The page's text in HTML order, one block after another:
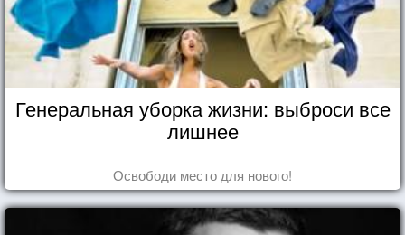
Генеральная уборка жизни: выброси все
лишнее
Освободи место для нового!